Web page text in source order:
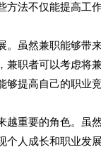
方法不仅能提高工
。虽然兼职能够带
兼职者可以考虑将
够提高自己的职业
越重要的角色。虽
个人成长和职业发